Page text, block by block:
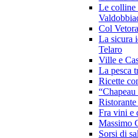
Le colline
Col
La sicura
Telaro
Ville e
La pesca
Ricette
Fra vini e
Massimo
Sorsi di